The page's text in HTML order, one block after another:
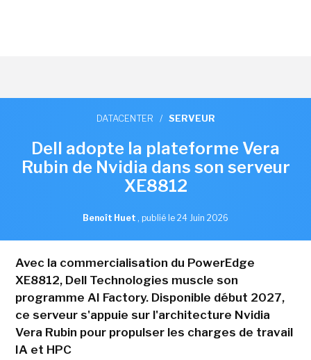
DATACENTER / SERVEUR
Dell adopte la plateforme Vera
Rubin de Nvidia dans son serveur
XE8812
Benoît Huet , publié le 24 Juin 2026
Avec la commercialisation du PowerEdge
XE8812, Dell Technologies muscle son
programme AI Factory. Disponible début 2027,
ce serveur s'appuie sur l'architecture Nvidia
Vera Rubin pour propulser les charges de travail
IA et HPC